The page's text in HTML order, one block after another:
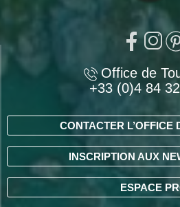
Office de
+33 (0)4 84
CONTACTER L’OFFICE
INSCRIPTION AUX
ESPACE